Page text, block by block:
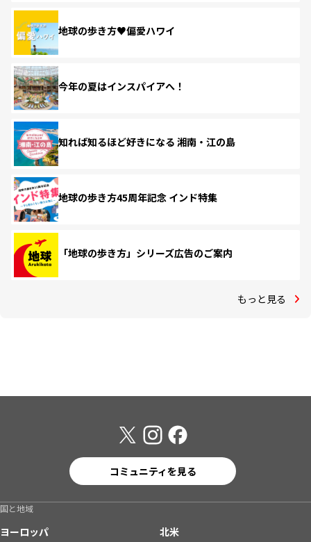
地球の歩き方♥偏愛ハワイ
今年の夏はインスパイアへ！
知れば知るほど好きになる 湘南・江の島
地球の歩き方45周年記念 インド特集
「地球の歩き方」シリーズ広告のご案内
もっと見る
コミュニティを見る
国と地域
ヨーロッパ
北米